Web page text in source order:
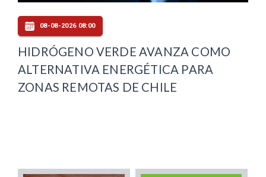
08-08-2026 08:00
HIDRÓGENO VERDE AVANZA COMO
ALTERNATIVA ENERGÉTICA PARA
ZONAS REMOTAS DE CHILE